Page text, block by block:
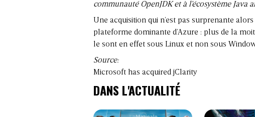
communauté OpenJDK et à l’écosystème
Une acquisition qui n’est pas surprenante
plateforme dominante d’Azure : plus de la
le sont en effet sous Linux et non sous
Source:
Microsoft has acquired jClarity
DANS L'ACTUALITÉ